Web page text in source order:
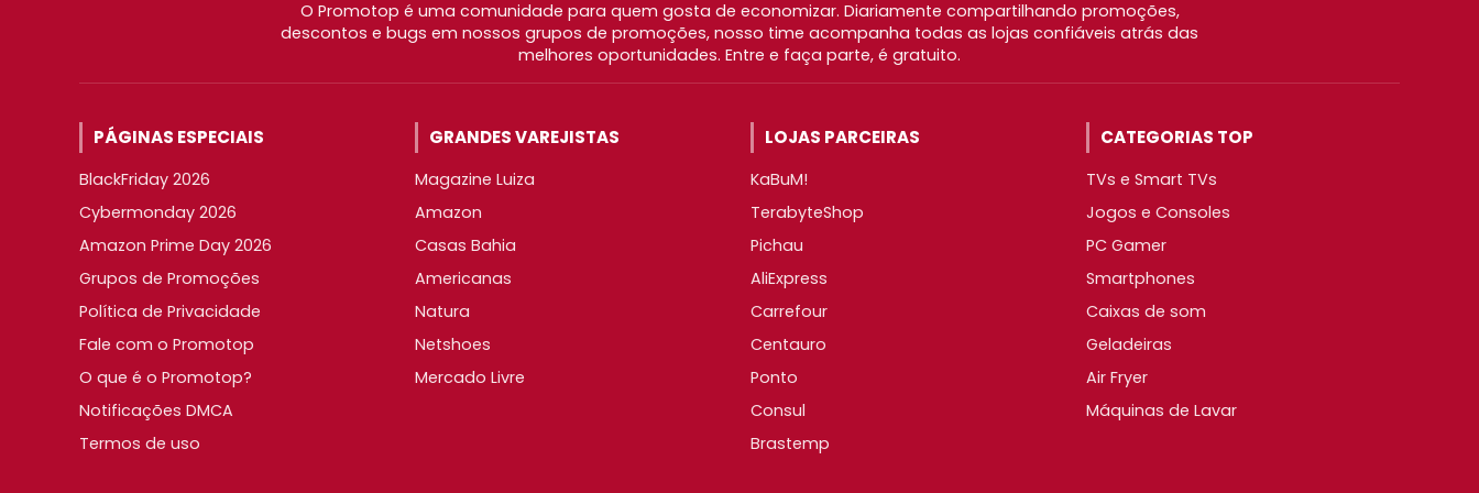
O Promotop é uma comunidade para quem gosta de economizar. Diariamente compartilhando promoções,
descontos e bugs em nossos grupos de promoções, nosso time acompanha todas as lojas confiáveis atrás das
melhores oportunidades. Entre e faça parte, é gratuito.
PÁGINAS ESPECIAIS
BlackFriday 2026
Cybermonday 2026
Amazon Prime Day 2026
Grupos de Promoções
Política de Privacidade
Fale com o Promotop
O que é o Promotop?
Notificações DMCA
Termos de uso
GRANDES VAREJISTAS
Magazine Luiza
Amazon
Casas Bahia
Americanas
Natura
Netshoes
Mercado Livre
LOJAS PARCEIRAS
KaBuM!
TerabyteShop
Pichau
AliExpress
Carrefour
Centauro
Ponto
Consul
Brastemp
CATEGORIAS TOP
TVs e Smart TVs
Jogos e Consoles
PC Gamer
Smartphones
Caixas de som
Geladeiras
Air Fryer
Máquinas de Lavar